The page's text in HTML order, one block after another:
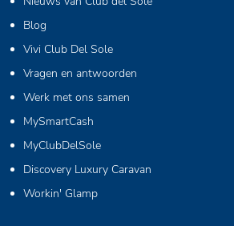
Blog
Vivi Club Del Sole
Vragen en antwoorden
Werk met ons samen
MySmartCash
MyClubDelSole
Discovery Luxury Caravan
Workin' Glamp